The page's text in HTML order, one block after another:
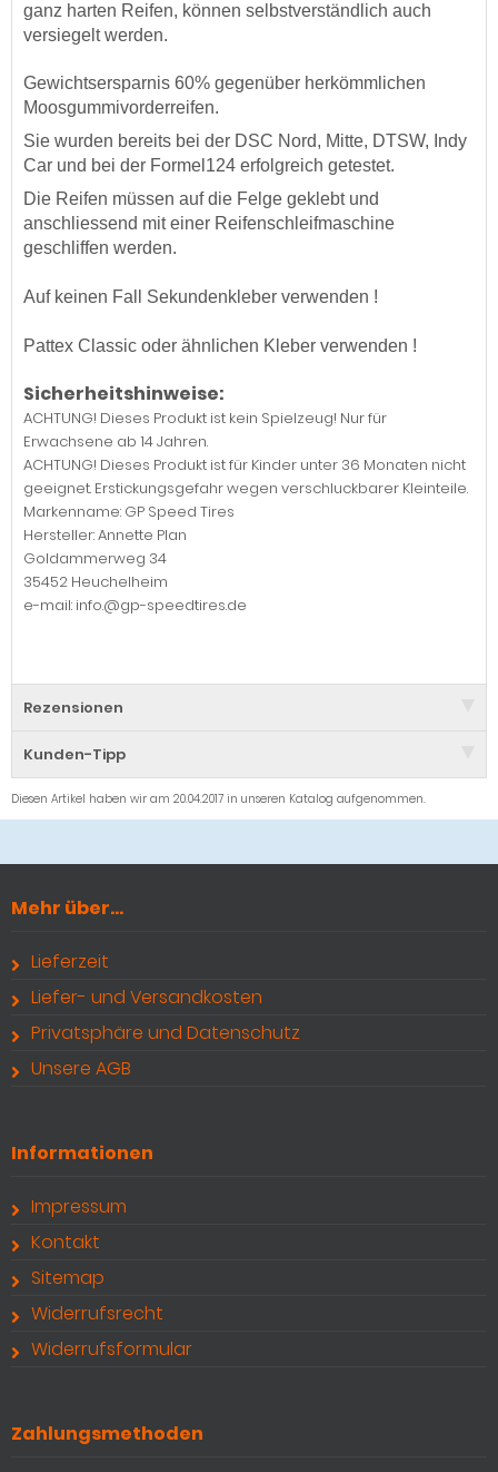
ganz harten Reifen, können selbstverständlich auch
versiegelt werden.
Gewichtsersparnis 60% gegenüber herkömmlichen
Moosgummivorderreifen.
Sie wurden bereits bei der DSC Nord, Mitte, DTSW, Indy
Car und bei der Formel124 erfolgreich getestet.
Die Reifen müssen auf die Felge geklebt und
anschliessend mit einer Reifenschleifmaschine
geschliffen werden.
Auf keinen Fall Sekundenkleber verwenden !
Pattex Classic oder ähnlichen Kleber verwenden !
Sicherheitshinweise:
ACHTUNG! Dieses Produkt ist kein Spielzeug! Nur für
Erwachsene ab 14 Jahren.
ACHTUNG! Dieses Produkt ist für Kinder unter 36 Monaten nicht
geeignet. Erstickungsgefahr wegen verschluckbarer Kleinteile.
Markenname: GP Speed Tires
Hersteller: Annette Plan
Goldammerweg 34
35452 Heuchelheim
e-mail: info.@gp-speedtires.de
Rezensionen
Kunden-Tipp
Diesen Artikel haben wir am 20.04.2017 in unseren Katalog aufgenommen.
Mehr über...
Lieferzeit
Liefer- und Versandkosten
Privatsphäre und Datenschutz
Unsere AGB
Informationen
Impressum
Kontakt
Sitemap
Widerrufsrecht
Widerrufsformular
Zahlungsmethoden